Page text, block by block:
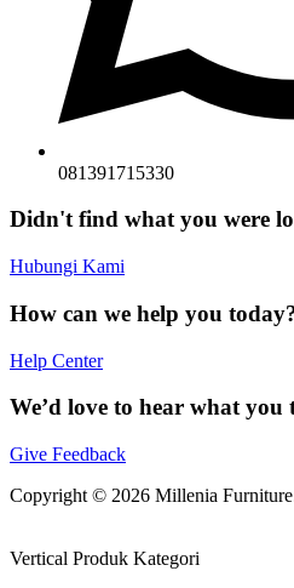
081391715330
Didn't find what you were
Hubungi Kami
How can we help you
Help Center
We’d love to hear what you
Give Feedback
Copyright © 2026 Millenia
Vertical Produk Kategori